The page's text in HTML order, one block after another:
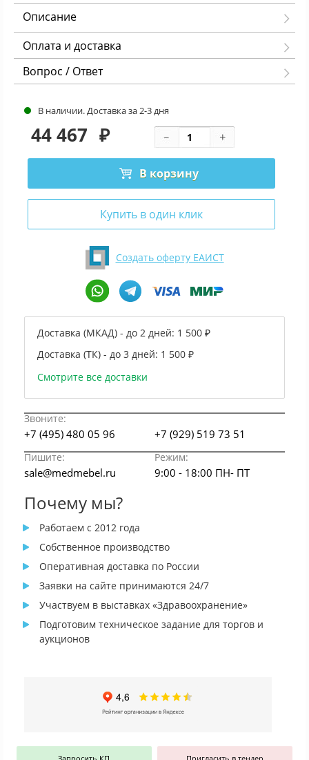
Описание
Оплата и доставка
Вопрос / Ответ
В наличии. Доставка за 2-3 дня
44 467 ₽
В корзину
Купить в один клик
Создать оферту ЕАИСТ
Доставка (МКАД) - до 2 дней: 1 500 ₽
Доставка (ТК) - до 3 дней: 1 500 ₽
Смотрите все доставки
Звоните:
+7 (495) 480 05 96 +7 (929) 519 73 51
Пишите: Режим:
sale@medmebel.ru 9:00 - 18:00 ПН- ПТ
Почему мы?
Работаем с 2012 года
Собственное производство
Оперативная доставка по России
Заявки на сайте принимаются 24/7
Участвуем в выставках «Здравоохранение»
Подготовим техническое задание для торгов и
аукционов